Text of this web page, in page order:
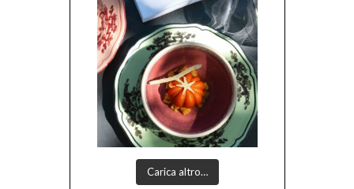
Carica altro…